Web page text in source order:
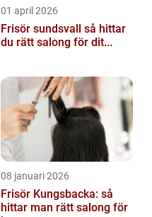
01 april 2026
Frisör sundsvall så hittar
du rätt salong för dit...
08 januari 2026
Frisör Kungsbacka: så
hittar man rätt salong för